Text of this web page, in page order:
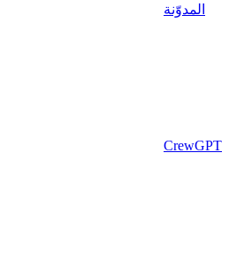
المدوّنة
CrewGPT